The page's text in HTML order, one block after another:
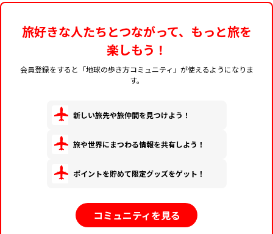
旅好きな人たちとつながって、もっと旅を
楽しもう！
会員登録をすると「地球の歩き方コミュニティ」が使えるようになりま
す。
新しい旅先や旅仲間を見つけよう！
旅や世界にまつわる情報を共有しよう！
ポイントを貯めて限定グッズをゲット！
コミュニティを見る